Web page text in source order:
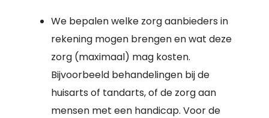
We bepalen welke zorg aanbieders in
rekening mogen brengen en wat deze
zorg (maximaal) mag kosten.
Bijvoorbeeld behandelingen bij de
huisarts of tandarts, of de zorg aan
mensen met een handicap. Voor de